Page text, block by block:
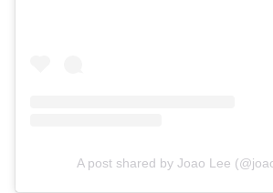
A post shared by Joao Lee